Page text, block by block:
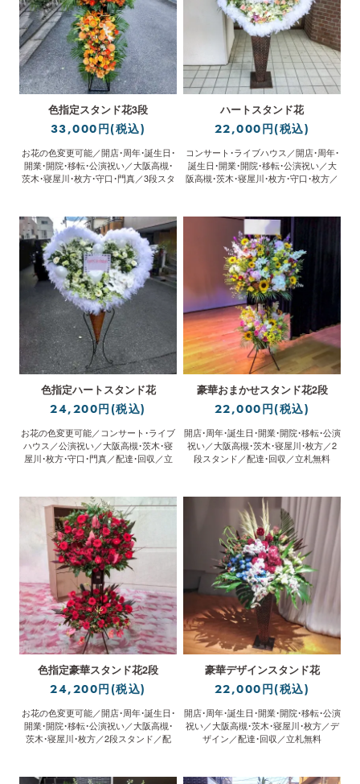
色指定スタンド花3段
33,000円(税込)
お花の色変更可能／開店・周年・誕生日・
開業・開院・移転・公演祝い／大阪高槻・
茨木・寝屋川・枚方・守口・門真／3段スタ
ハートスタンド花
22,000円(税込)
コンサート・ライブハウス／開店・周年・
誕生日・開業・開院・移転・公演祝い／大
阪高槻・茨木・寝屋川・枚方・守口・枚方／
色指定ハートスタンド花
24,200円(税込)
お花の色変更可能／コンサート・ライブ
ハウス／公演祝い／大阪高槻・茨木・寝
屋川・枚方・守口・門真／配達・回収／立
豪華おまかせスタンド花2段
22,000円(税込)
開店・周年・誕生日・開業・開院・移転・公演
祝い／大阪高槻・茨木・寝屋川・枚方／2
段スタンド／配達・回収／立札無料
色指定豪華スタンド花2段
24,200円(税込)
お花の色変更可能／開店・周年・誕生日・
開業・開院・移転・公演祝い／大阪高槻・
茨木・寝屋川・枚方／2段スタンド／配
豪華デザインスタンド花
22,000円(税込)
開店・周年・誕生日・開業・開院・移転・公演
祝い／大阪高槻・茨木・寝屋川・枚方／デ
ザイン／配達・回収／立札無料